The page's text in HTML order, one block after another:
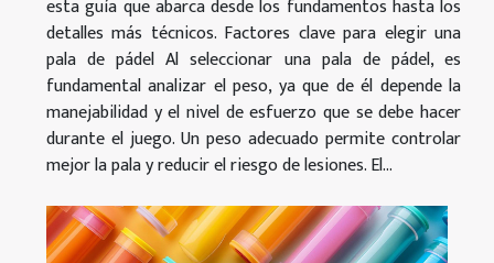
esta guía que abarca desde los fundamentos hasta los
detalles más técnicos. Factores clave para elegir una
pala de pádel Al seleccionar una pala de pádel, es
fundamental analizar el peso, ya que de él depende la
manejabilidad y el nivel de esfuerzo que se debe hacer
durante el juego. Un peso adecuado permite controlar
mejor la pala y reducir el riesgo de lesiones. El...